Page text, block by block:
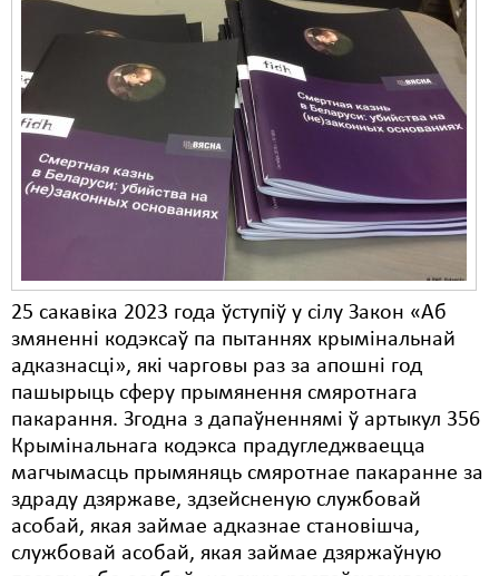
25 сакавіка 2023 года ўступіў у сілу Закон «Аб
змяненні кодэксаў па пытаннях крымінальнай
адказнасці», які чарговы раз за апошні год
пашырыць сферу прымянення смяротнага
пакарання. Згодна з дапаўненнямі ў артыкул 356
Крымінальнага кодэкса прадугледжваецца
магчымасць прымяняць смяротнае пакаранне за
здраду дзяржаве, здзейсненую службовай
асобай, якая займае адказнае становішча,
службовай асобай, якая займае дзяржаўную
Дыскрымінацыя
Затрыманьні
Карная псыхіятрыя
КПЧ ААН
Культурныя правы
Мігранты
Мірныя сходы
Палітвязьні
Праваабаронцы
Правы дзіцяці
Пэнітэнцыярная сыстэма
Распальваньне варожасьці